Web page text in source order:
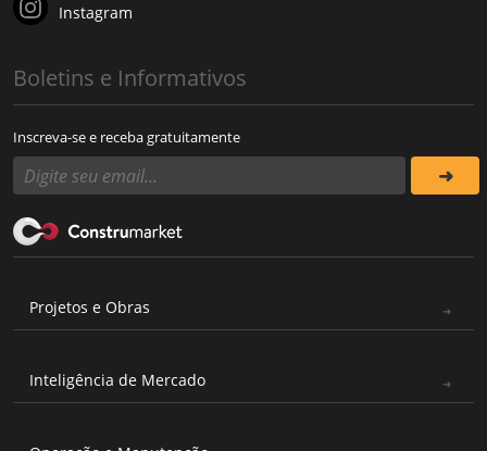
Instagram
Boletins e Informativos
Inscreva-se e receba gratuitamente
Projetos e Obras
Inteligência de Mercado